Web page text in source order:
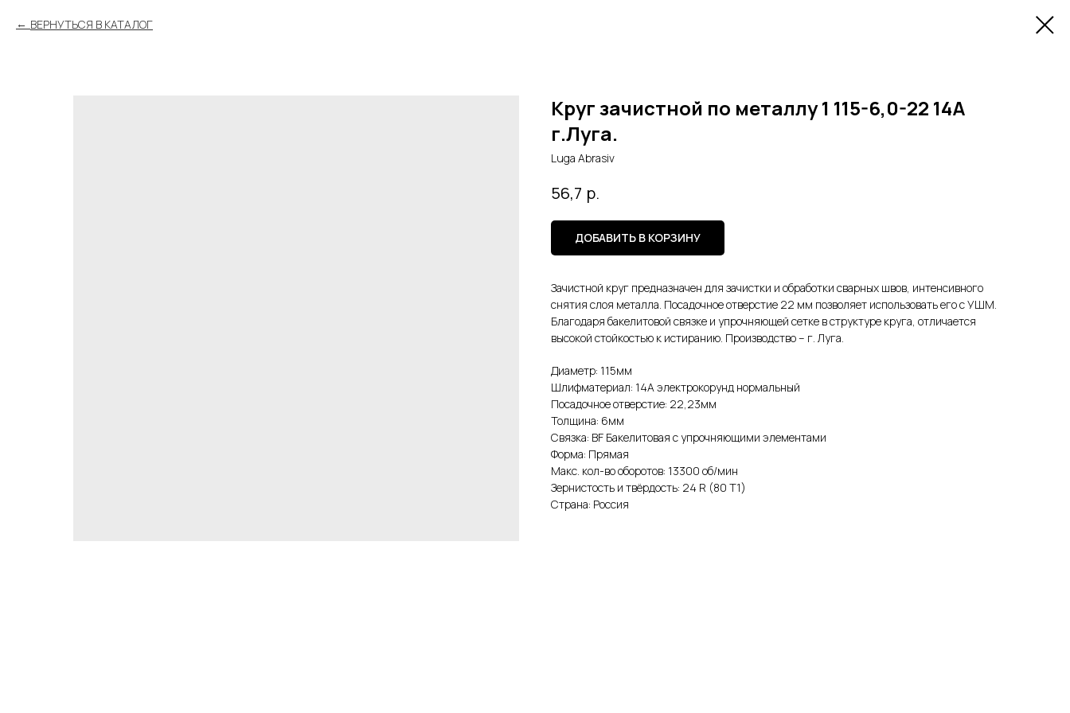
ВЕРНУТЬСЯ В КАТАЛОГ
Круг зачистной по металлу 1 115-6,0-22 14А
г.Луга.
Luga Abrasiv
56,7 р.
ДОБАВИТЬ В КОРЗИНУ
Зачистной круг предназначен для зачистки и обработки сварных швов, интенсивного
снятия слоя металла. Посадочное отверстие 22 мм позволяет использовать его с УШМ.
Благодаря бакелитовой связке и упрочняющей сетке в структуре круга, отличается
высокой стойкостью к истиранию. Производство – г. Луга.
Диаметр: 115мм
Шлифматериал: 14А электрокорунд нормальный
Посадочное отверстие: 22,23мм
Толщина: 6мм
Связка: BF Бакелитовая с упрочняющими элементами
Форма: Прямая
Макс. кол-во оборотов: 13300 об/мин
Зернистость и твёрдость: 24 R (80 Т1)
Страна: Россия